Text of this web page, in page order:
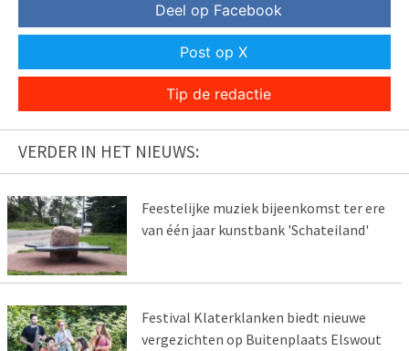
Deel op Facebook
Post op X
Tip de redactie
VERDER IN HET NIEUWS:
Feestelijke muziek bijeenkomst ter ere
van één jaar kunstbank 'Schateiland'
Festival Klaterklanken biedt nieuwe
vergezichten op Buitenplaats Elswout